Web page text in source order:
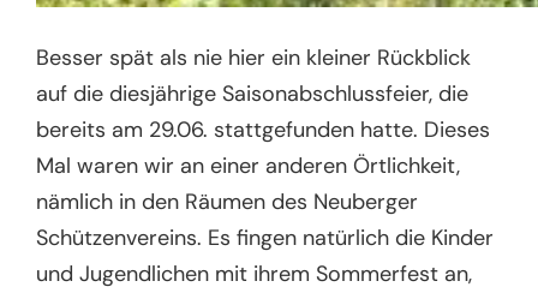
Besser spät als nie hier ein kleiner Rückblick
auf die diesjährige Saisonabschlussfeier, die
bereits am 29.06. stattgefunden hatte. Dieses
Mal waren wir an einer anderen Örtlichkeit,
nämlich in den Räumen des Neuberger
Schützenvereins. Es fingen natürlich die Kinder
und Jugendlichen mit ihrem Sommerfest an,